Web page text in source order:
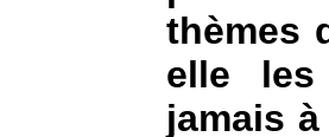
thèmes
elle
jamais